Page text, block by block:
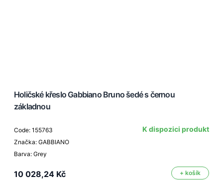
Holičské křeslo Gabbiano Bruno šedé s černou
základnou
Code: 155763
Značka: GABBIANO
Barva: Grey
K dispozici produkt
10 028,24 Kč + košík